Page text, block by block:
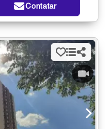
Contatar